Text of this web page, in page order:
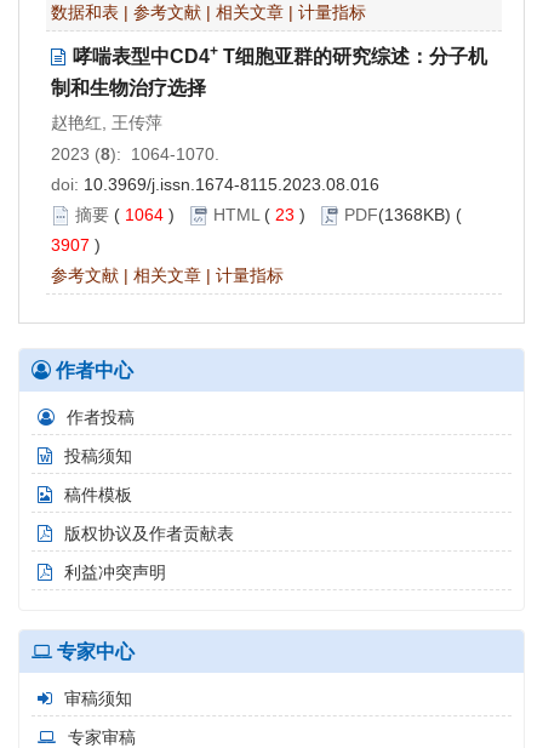
数据和表 | 参考文献 | 相关文章 | 计量指标
哮喘表型中CD4+ T细胞亚群的研究综述：分子机
制和生物治疗选择
赵艳红, 王传萍
2023 (8): 1064-1070.
doi: 10.3969/j.issn.1674-8115.2023.08.016
摘要 ( 1064 ) HTML ( 23 ) PDF(1368KB) (
3907 )
参考文献 | 相关文章 | 计量指标
作者中心
作者投稿
投稿须知
稿件模板
版权协议及作者贡献表
利益冲突声明
专家中心
审稿须知
专家审稿